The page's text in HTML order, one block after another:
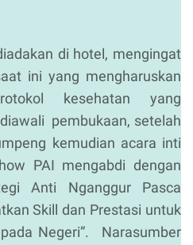
di hotel, mengingat
ini yang mengharuskan
kesehatan yang
pembukaan, setelah
kemudian acara inti
PAI mengabdi dengan
Anti Nganggur Pasca
Skill dan Prestasi untuk
Negeri”. Narasumber